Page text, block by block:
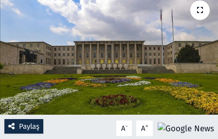
Paylaş A- A+
Ramazan
Resmi İlanlar
Rüya Tabirleri
Sağlık
Savunma Sanayi
Seçim 2023